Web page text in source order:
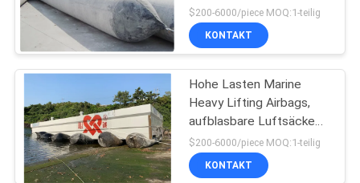
Zylinderförmige
Gummipuffer
24000mm Länge
$200-6000/piece MOQ:1-teilig
KONTAKT
Hohe Lasten Marine
Heavy Lifting Airbags,
aufblasbare Luftsäcke
für knetenden
Versandwiderstand
$200-6000/piece MOQ:1-teilig
KONTAKT